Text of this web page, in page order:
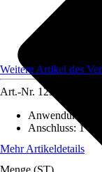
Weitere Artikel des
Art.-Nr. 12550469
Anschluss: 1 1/2
Mehr Artikeldetails
Menge (ST)